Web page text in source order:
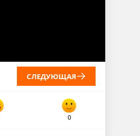
СЛЕДУЮЩАЯ
0